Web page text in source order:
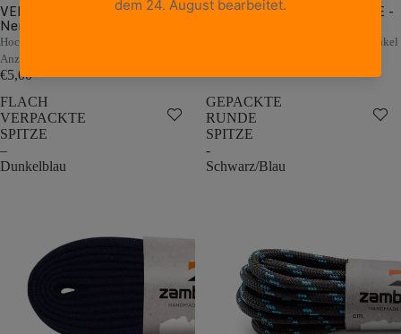
VERPACKTE RUNDE SPITZE -
Nero/Piombo/Cromo
Hochwertige Rundsenkel für leichteres
Anziehen
€5,00
VERPACKTE FLACHE SPITZE -
Hochwertige, flache Ersatzschnürsenkel
FLACH
VERPACKTE
SPITZE
–
Dunkelblau
GEPACKTE
RUNDE
SPITZE
-
Schwarz/Blau